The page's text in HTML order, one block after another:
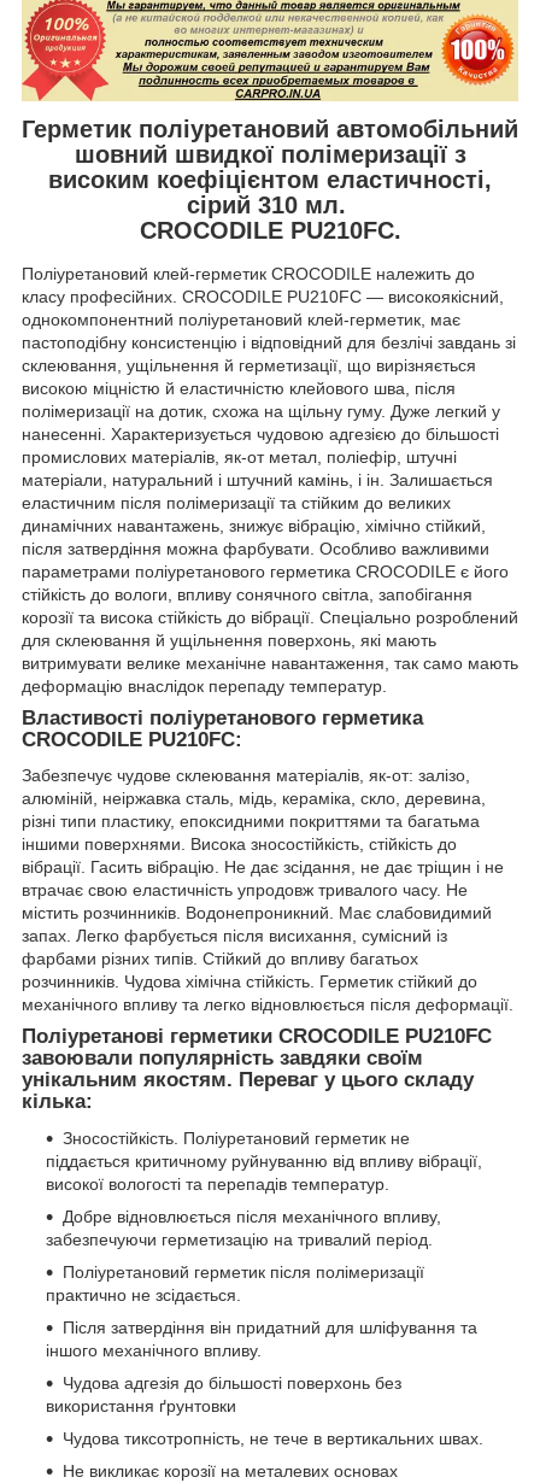
Герметик поліуретановий автомобільний
шовний швидкої полімеризації з
високим коефіцієнтом еластичності,
сірий 310 мл.
CROCODILE PU210FC.
Поліуретановий клей-герметик CROCODILE належить до
класу професійних. CROCODILE PU210FC — високоякісний,
однокомпонентний поліуретановий клей-герметик, має
пастоподібну консистенцію і відповідний для безлічі завдань зі
склеювання, ущільнення й герметизації, що вирізняється
високою міцністю й еластичністю клейового шва, після
полімеризації на дотик, схожа на щільну гуму. Дуже легкий у
нанесенні. Характеризується чудовою адгезією до більшості
промислових матеріалів, як-от метал, поліефір, штучні
матеріали, натуральний і штучний камінь, і ін. Залишається
еластичним після полімеризації та стійким до великих
динамічних навантажень, знижує вібрацію, хімічно стійкий,
після затвердіння можна фарбувати. Особливо важливими
параметрами поліуретанового герметика CROCODILE є його
стійкість до вологи, впливу сонячного світла, запобігання
корозії та висока стійкість до вібрації. Спеціально розроблений
для склеювання й ущільнення поверхонь, які мають
витримувати велике механічне навантаження, так само мають
деформацію внаслідок перепаду температур.
Властивості поліуретанового герметика
CROCODILE PU210FC:
Забезпечує чудове склеювання матеріалів, як-от: залізо,
алюміній, неіржавка сталь, мідь, кераміка, скло, деревина,
різні типи пластику, епоксидними покриттями та багатьма
іншими поверхнями. Висока зносостійкість, стійкість до
вібрації. Гасить вібрацію. Не дає зсідання, не дає тріщин і не
втрачає свою еластичність упродовж тривалого часу. Не
містить розчинників. Водонепроникний. Має слабовидимий
запах. Легко фарбується після висихання, сумісний із
фарбами різних типів. Стійкий до впливу багатьох
розчинників. Чудова хімічна стійкість. Герметик стійкий до
механічного впливу та легко відновлюється після деформації.
Поліуретанові герметики CROCODILE PU210FC
завоювали популярність завдяки своїм
унікальним якостям. Переваг у цього складу
кілька:
Зносостійкість. Поліуретановий герметик не
піддається критичному руйнуванню від впливу вібрації,
високої вологості та перепадів температур.
Добре відновлюється після механічного впливу,
забезпечуючи герметизацію на тривалий період.
Поліуретановий герметик після полімеризації
практично не зсідається.
Після затвердіння він придатний для шліфування та
іншого механічного впливу.
Чудова адгезія до більшості поверхонь без
використання ґрунтовки
Чудова тиксотропність, не тече в вертикальних швах.
Не викликає корозії на металевих основах